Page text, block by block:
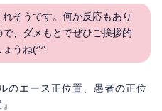
そうです。何か反応もあり
、ダメもとでぜひご挨拶的
ょうね(^^
エース正位置、愚者の正位